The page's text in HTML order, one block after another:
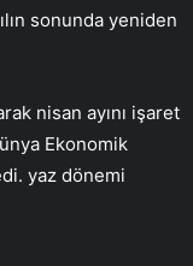
sonunda yeniden
nisan ayını işaret
Ekonomik
yaz dönemi